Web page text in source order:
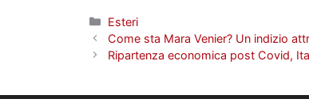
Categorie
Esteri
Come sta Mara Venier? Un indizio
Ripartenza economica post Covid,